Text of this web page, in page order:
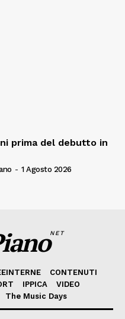
prima del debutto in
- 1 Agosto 2026
NET
CONTENUTI
IPPICA
VIDEO
The Music Days